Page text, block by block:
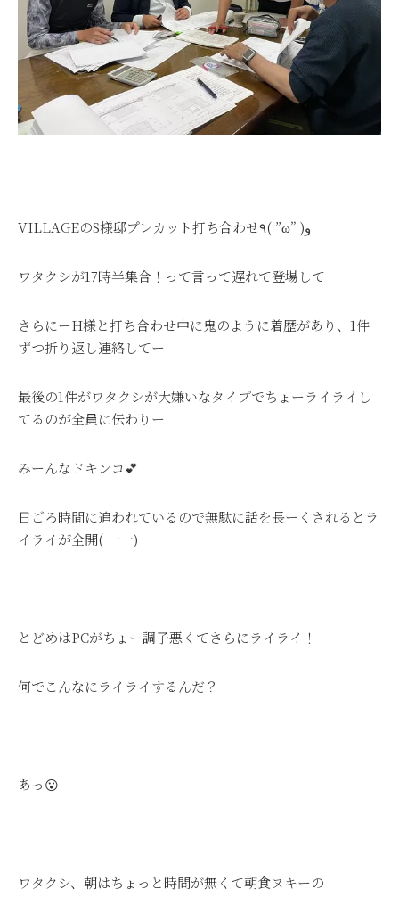
VILLAGEのS様邸プレカット打ち合わせ٩( ”ω” )و
ワタクシが17時半集合！って言って遅れて登場して
さらにーH様と打ち合わせ中に鬼のように着歴があり、1件
ずつ折り返し連絡してー
最後の1件がワタクシが大嫌いなタイプでちょーライライし
てるのが全員に伝わりー
みーんなドキンコ💕
日ごろ時間に追われているので無駄に話を長ーくされるとラ
イライが全開( 一一)
とどめはPCがちょー調子悪くてさらにライライ！
何でこんなにライライするんだ？
あっ😮
ワタクシ、朝はちょっと時間が無くて朝食ヌキーの